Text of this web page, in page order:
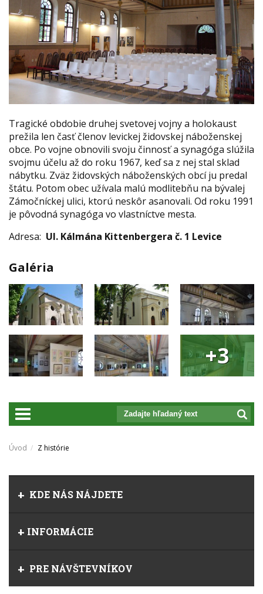
Tragické obdobie druhej svetovej vojny a holokaust
prežila len časť členov levickej židovskej náboženskej
obce. Po vojne obnovili svoju činnosť a synagóga slúžila
svojmu účelu až do roku 1967, keď sa z nej stal sklad
nábytku. Zväz židovských náboženských obcí ju predal
štátu. Potom obec užívala malú modlitebňu na bývalej
Zámočníckej ulici, ktorú neskôr asanovali. Od roku 1991
je pôvodná synagóga vo vlastníctve mesta.
Adresa: Ul. Kálmána Kittenbergera č. 1 Levice
Galéria
+3
prepnut_navigaciu
Úvod Z histórie
KDE NÁS NÁJDETE
INFORMÁCIE
PRE NÁVŠTEVNÍKOV